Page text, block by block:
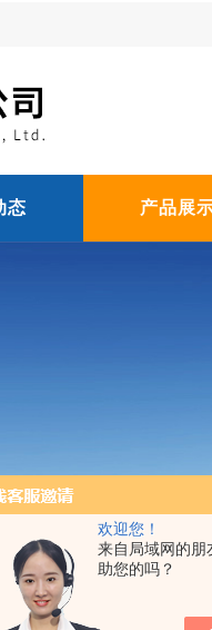
欢迎您！
来自局域网的朋
助您的吗？
态 产品展
澳大利亚MACK安全阀7E系列